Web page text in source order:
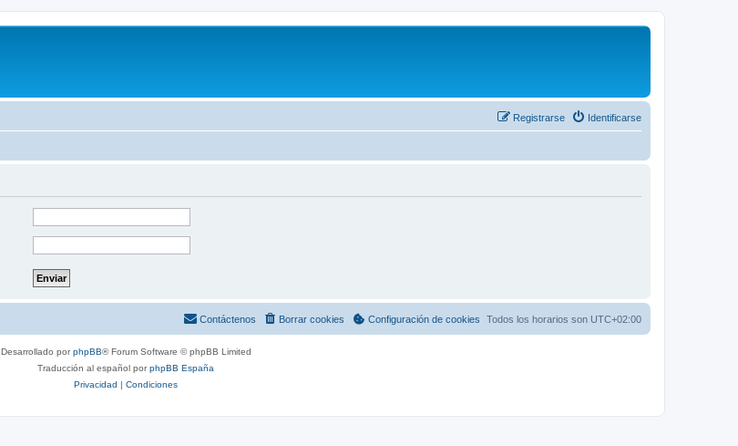
Identificarse
Registrarse
Todos los horarios son UTC+02:00
Configuración de cookies
Borrar cookies
Contáctenos
Desarrollado porphpBB® Forum Software © phpBB Limited
Traducción al español porphpBB España
Privacidad | Condiciones